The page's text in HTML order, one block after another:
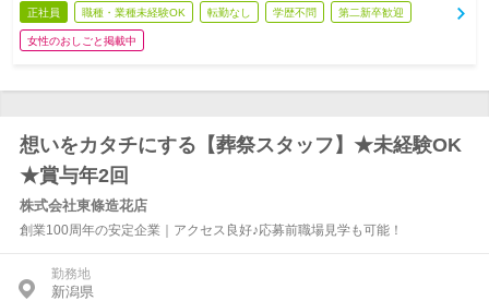
正社員 職種・業種未経験OK 転勤なし 学歴不問 第二新卒歓迎
女性のおしごと掲載中
想いをカタチにする【葬祭スタッフ】★未経験OK
★賞与年2回
株式会社東條造花店
創業100周年の安定企業｜アクセス良好♪応募前職場見学も可能！
勤務地
新潟県